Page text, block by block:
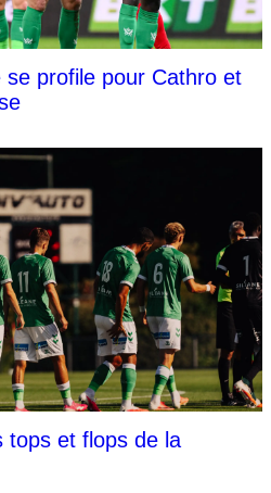
profile pour Cathro et
tops et flops de la